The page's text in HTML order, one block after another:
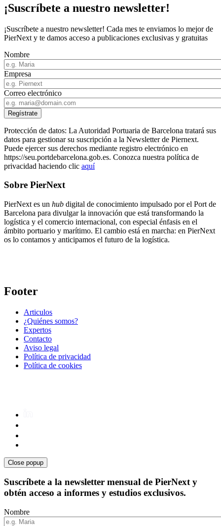
¡Suscríbete a nuestro newsletter!
¡Suscríbete a nuestro newsletter! Cada mes te enviamos lo mejor de
PierNext y te damos acceso a publicaciones exclusivas y gratuitas
Nombre
Empresa
Correo electrónico
Protección de datos: La Autoridad Portuaria de Barcelona tratará sus
datos para gestionar su suscripción a la Newsletter de Piernext.
Puede ejercer sus derechos mediante registro electrónico en
https://seu.portdebarcelona.gob.es. Conozca nuestra política de
privacidad haciendo clic aquí
Sobre PierNext
PierNext es un hub digital de conocimiento impulsado por el Port de
Barcelona para divulgar la innovación que está transformando la
logística y el comercio internacional, con especial énfasis en el
ámbito portuario y marítimo. El cambio está en marcha: en PierNext
os lo contamos y anticipamos el futuro de la logística.
Footer
Articulos
¿Quiénes somos?
Expertos
Contacto
Aviso legal
Política de privacidad
Política de cookies
Close popup
Suscríbete a la newsletter mensual de PierNext y
obtén acceso a informes y estudios exclusivos.
Nombre